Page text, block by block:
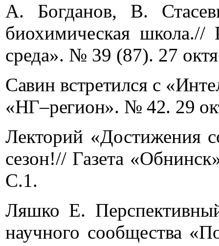
А. Богданов, В.
биохимическая школа.//
среда». № 39 (87). 27
Савин встретился с
«НГ–регион». № 42. 29
Лекторий «Достижения
сезон!// Газета
С.1.
Ляшко Е.
научного сообщества